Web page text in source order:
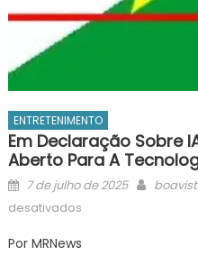
ENTRETENIMENTO
Em Declaração Sobre
Aberto Para A
Posted
on
7 de julho de 2025 Author
desativadosem
declaração
Por MRNews